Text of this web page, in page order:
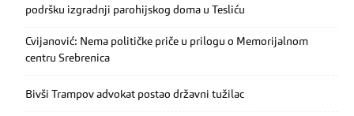
podršku izgradnji parohijskog doma u Tesliću
Cvijanović: Nema političke priče u prilogu o Memorijalnom
centru Srebrenica
Bivši Trampov advokat postao državni tužilac